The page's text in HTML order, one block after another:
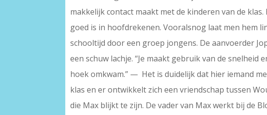
makkelijk contact maakt met de kinderen van de
goed is in hoofdrekenen. Vooralsnog laat men hem
schooltijd door een groep jongens. De aanvoerder
een schuw lachje. “Je maakt gebruik van de
hoek omkwam.” — Het is duidelijk dat hier iemand
klas en er ontwikkelt zich een vriendschap tussen
die Max blijkt te zijn. De vader van Max werkt bij de